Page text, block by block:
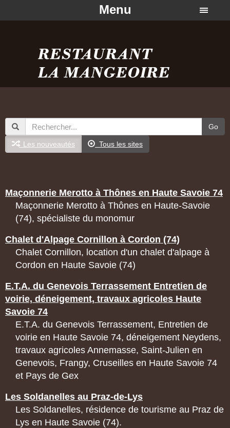
Menu
Go
Les nouveautés Tous les sites
Maçonnerie Merotto à Thônes en Haute Savoie 74
Maçonnerie Merotto à Thônes en Haute-Savoie
(74), spécialiste du monomur
Chalet d'Alpage Cornillon à Cordon (74)
Chalet Cornillon, location d'un chalet d'alpage à
Cordon en Haute Savoie (74)
E.T.A. du Genevois Terrassement Entretien de
voirie, déneigement, travaux agricoles Haute
Savoie 74
E.T.A. du Genevois Terrassement, Entretien de
voirie en Haute Savoie 74, déneigement Neydens,
travaux agricoles Annemasse, Saint-Julien en
Genevois, Frangy, Cruseilles en Haute Savoie 74
et Pays de Gex
Les Soldanelles au Praz-de-Lys
Les Soldanelles, résidence de tourisme au Praz de
Lys en Haute Savoie (74).